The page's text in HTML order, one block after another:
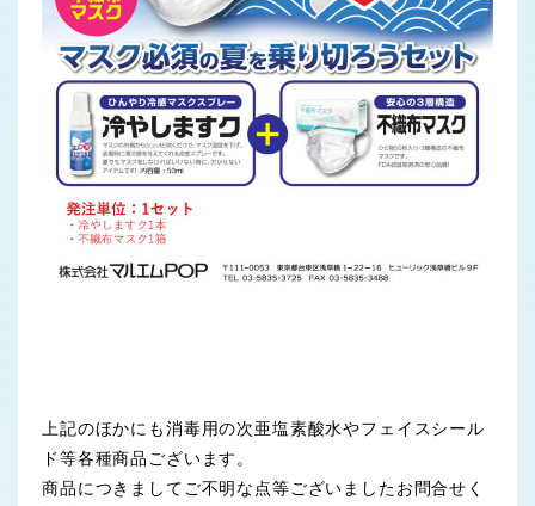
上記のほかにも消毒用の次亜塩素酸水やフェイスシール
ド等各種商品ございます。
商品につきましてご不明な点等ございましたお問合せく